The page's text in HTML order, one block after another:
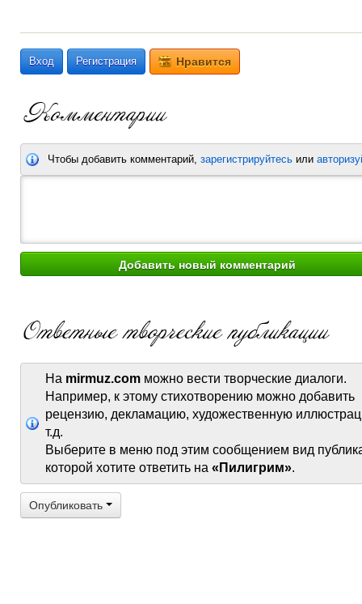
Вход Регистрация Нравится
Чтобы добавить комментарий, зарегистрируйтесь или
На mirmuz.com можно вести творческие диалоги.
Например, к этому стихотворению можно добавить
рецензию, декламацию, художественную
т.д.
Выберите в меню под этим сообщением вид
которой хотите ответить на «Пилигрим».
Опубликовать